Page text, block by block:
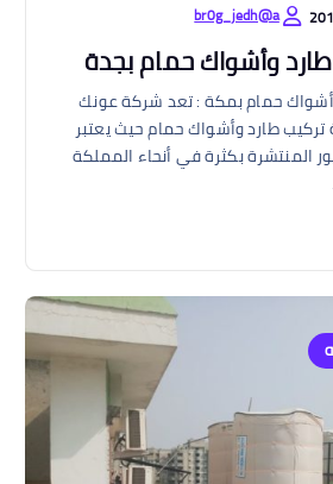
br0g_jedh@a
وأشواك حمام بجدة
حمام بمكة : تعد شركة عونك
طارد وأشواك حمام حيث يعتبر
المنتشرة بكثرة في أنحاء المملكة